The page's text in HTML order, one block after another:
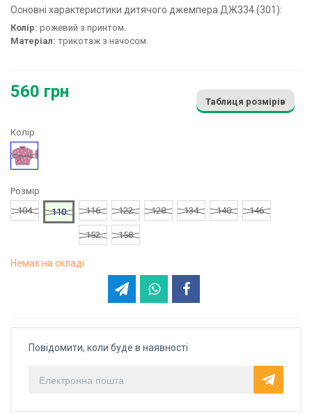
Основні характеристики дитячого джемпера ДЖ334 (301):
Колір: рожевий з принтом.
Матеріал: трикотаж з начосом.
560 грн
Таблиця розмірів
Колір
Малюнок
Розмір
104
110 116 122 128 134 140 146
152 158
Немає на складі
Повідомити, коли буде в наявності